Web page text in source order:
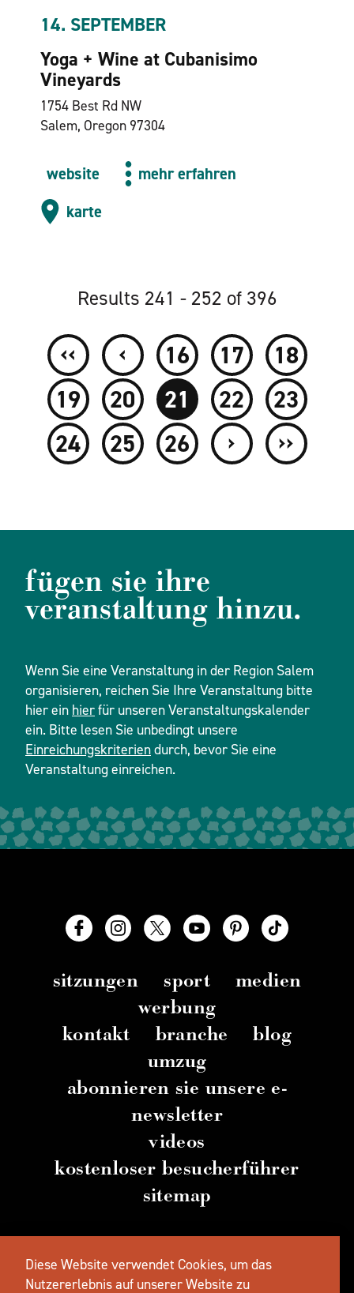
14. SEPTEMBER
Yoga + Wine at Cubanisimo
Vineyards
1754 Best Rd NW
Salem, Oregon 97304
website
mehr erfahren
karte
Results 241 - 252 of 396
‹‹ ‹ 16 17
18
19
20 21 22
23
24
25 26 › ››
fügen sie ihre
veranstaltung hinzu.
Wenn Sie eine Veranstaltung in der Region Salem
organisieren, reichen Sie Ihre Veranstaltung bitte
hier ein hierfür unseren Veranstaltungskalender
ein. Bitte lesen Sie unbedingt unsere
Einreichungskriteriendurch, bevor Sie eine
Veranstaltung einreichen.
sitzungen sport
medien
werbung
kontakt
branche
blog
umzug
abonnieren sie unsere e-
newsletter
videos
kostenloser besucherführer
sitemap
Salem, Oregon– (503) 581 4325 – Postanschrift
Diese Website verwendet Cookies, um das
Nutzererlebnis auf unserer Website zu